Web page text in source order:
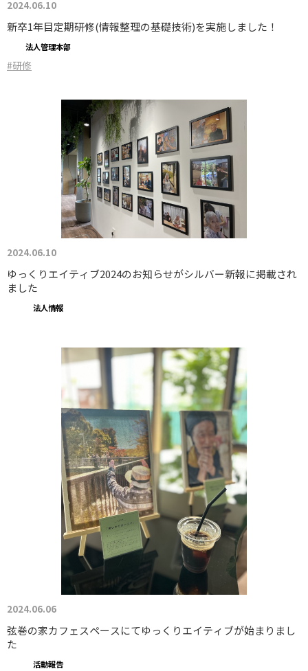
2024.06.10
新卒1年目定期研修(情報整理の基礎技術)を実施しました！
法人管理本部
#研修
2024.06.10
ゆっくりエイティブ2024のお知らせがシルバー新報に掲載され
ました
法人情報
2024.06.06
弦巻の家カフェスペースにてゆっくりエイティブが始まりまし
た
活動報告